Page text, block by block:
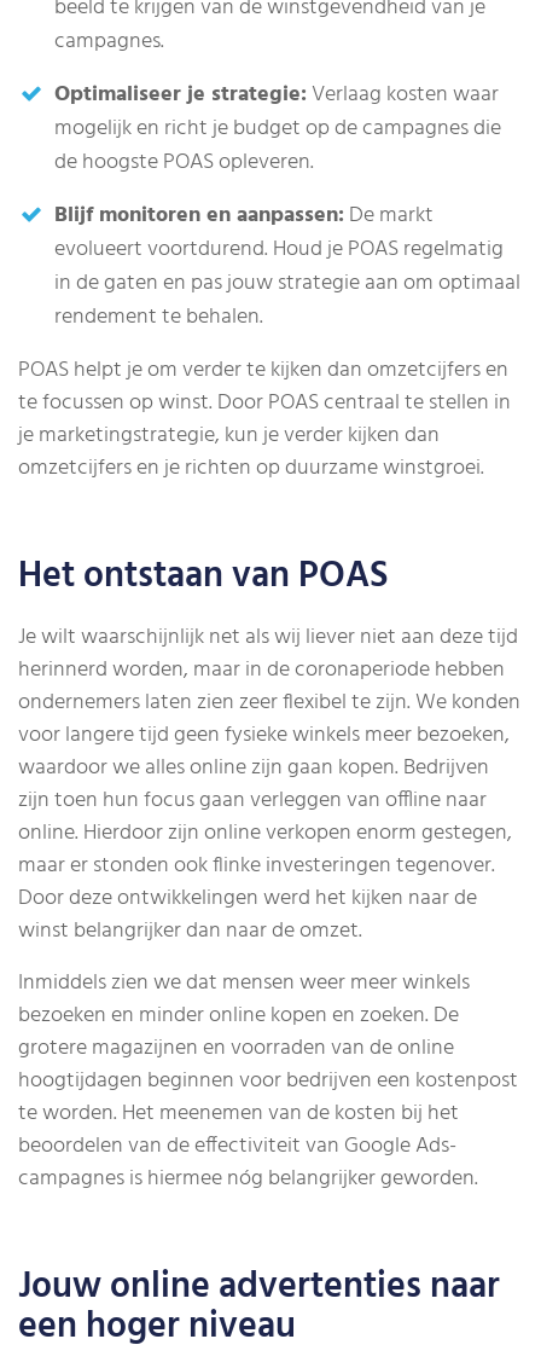
beeld te krijgen van de winstgevendheid van je
campagnes.
Optimaliseer je strategie: Verlaag kosten waar
mogelijk en richt je budget op de campagnes die
de hoogste POAS opleveren.
Blijf monitoren en aanpassen: De markt
evolueert voortdurend. Houd je POAS regelmatig
in de gaten en pas jouw strategie aan om optimaal
rendement te behalen.
POAS helpt je om verder te kijken dan omzetcijfers en
te focussen op winst. Door POAS centraal te stellen in
je marketingstrategie, kun je verder kijken dan
omzetcijfers en je richten op duurzame winstgroei.
Het ontstaan van POAS
Je wilt waarschijnlijk net als wij liever niet aan deze tijd
herinnerd worden, maar in de coronaperiode hebben
ondernemers laten zien zeer flexibel te zijn. We konden
voor langere tijd geen fysieke winkels meer bezoeken,
waardoor we alles online zijn gaan kopen. Bedrijven
zijn toen hun focus gaan verleggen van offline naar
online. Hierdoor zijn online verkopen enorm gestegen,
maar er stonden ook flinke investeringen tegenover.
Door deze ontwikkelingen werd het kijken naar de
winst belangrijker dan naar de omzet.
Inmiddels zien we dat mensen weer meer winkels
bezoeken en minder online kopen en zoeken. De
grotere magazijnen en voorraden van de online
hoogtijdagen beginnen voor bedrijven een kostenpost
te worden. Het meenemen van de kosten bij het
beoordelen van de effectiviteit van Google Ads-
campagnes is hiermee nóg belangrijker geworden.
Jouw online advertenties naar
een hoger niveau